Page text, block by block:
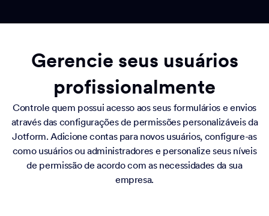
Gerencie seus usuários
profissionalmente
Controle quem possui acesso aos seus formulários e envios
através das configurações de permissões personalizáveis da
Jotform. Adicione contas para novos usuários, configure-as
como usuários ou administradores e personalize seus níveis
de permissão de acordo com as necessidades da sua
empresa.